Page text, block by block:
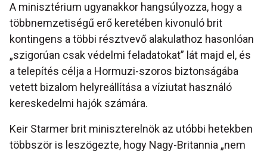
A minisztérium ugyanakkor hangsúlyozza, hogy a
többnemzetiségű erő keretében kivonuló brit
kontingens a többi résztvevő alakulathoz hasonlóan
„szigorúan csak védelmi feladatokat” lát majd el, és
a telepítés célja a Hormuzi-szoros biztonságába
vetett bizalom helyreállítása a víziutat használó
kereskedelmi hajók számára.
Keir Starmer brit miniszterelnök az utóbbi hetekben
többször is leszögezte, hogy Nagy-Britannia „nem